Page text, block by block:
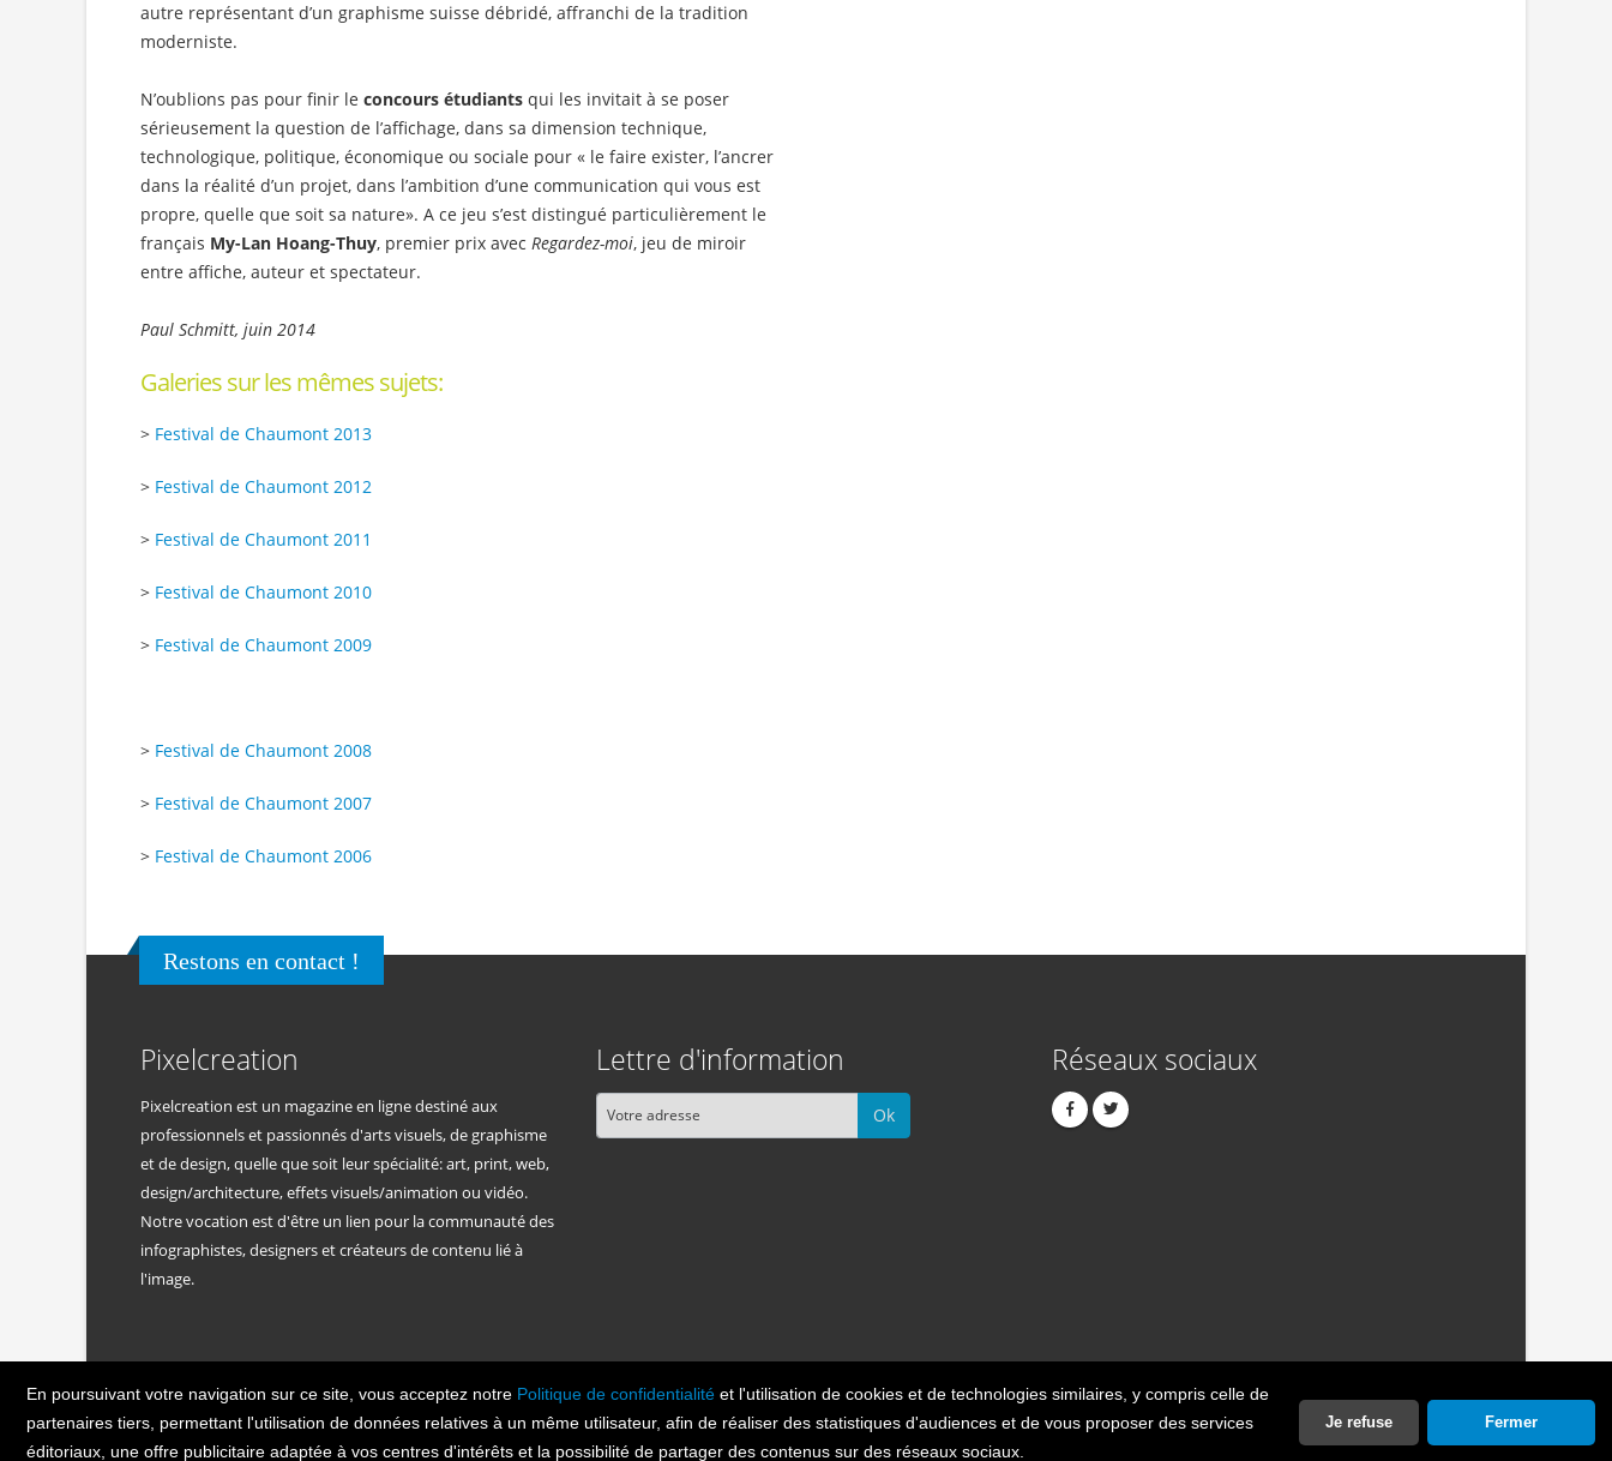
En poursuivant votre navigation sur ce site, vous acceptez notre Politique de confidentialitéet l'utilisation de cookies et de technologies similaires, y compris celle de
partenaires tiers, permettant l'utilisation de données relatives à un même utilisateur, afin de réaliser des statistiques d'audiences et de vous proposer des services
éditoriaux, une offre publicitaire adaptée à vos centres d'intérêts et la possibilité de partager des contenus sur des réseaux sociaux.
Je refuse Fermer
autre représentant d’un graphisme suisse débridé, affranchi de la tradition
moderniste.
N’oublions pas pour finir le concours étudiants qui les invitait à se poser
sérieusement la question de l’affichage, dans sa dimension technique,
technologique, politique, économique ou sociale pour « le faire exister, l’ancrer
dans la réalité d’un projet, dans l’ambition d’une communication qui vous est
propre, quelle que soit sa nature». A ce jeu s’est distingué particulièrement le
français My-Lan Hoang-Thuy, premier prix avec Regardez-moi, jeu de miroir
entre affiche, auteur et spectateur.
Paul Schmitt, juin 2014
Galeries sur les mêmes sujets:
> Festival de Chaumont 2013
> Festival de Chaumont 2012
> Festival de Chaumont 2011
> Festival de Chaumont 2010
> Festival de Chaumont 2009
> Festival de Chaumont 2008
> Festival de Chaumont 2007
> Festival de Chaumont 2006
Restons en contact !
Pixelcreation
Pixelcreation est un magazine en ligne destiné aux
professionnels et passionnés d'arts visuels, de graphisme
et de design, quelle que soit leur spécialité: art, print, web,
design/architecture, effets visuels/animation ou vidéo.
Notre vocation est d'être un lien pour la communauté des
infographistes, designers et créateurs de contenu lié à
l'image.
Lettre d'information
Ok
Réseaux sociaux
PIXELCREATION © Copyright Pixelcreation 2026, tous droits réservés. Politique de confidentialité